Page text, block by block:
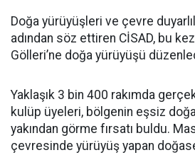
Doğa yürüyüşleri ve çevre
adından söz ettiren CİSAD, bu
Gölleri’ne doğa yürüyüşü
Yaklaşık 3 bin 400 rakımda
kulüp üyeleri, bölgenin eşsiz
yakından görme fırsatı buldu.
çevresinde yürüyüş yapan